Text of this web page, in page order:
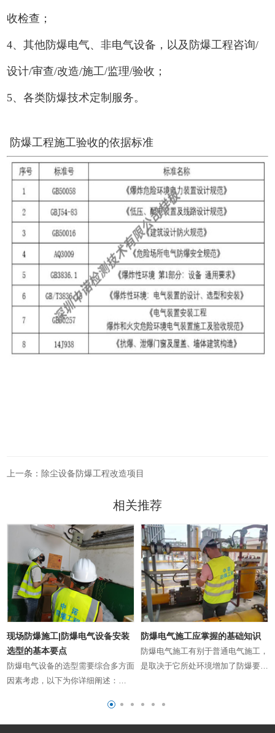
收检查；
4、其他防爆电气、非电气设备，以及防爆工程咨询/
设计/审查/改造/施工/监理/验收；
5、各类防爆技术定制服务。
防爆工程施工验收的依据标准
上一条：除尘设备防爆工程改造项目
相关推荐
现场防爆施工|防爆电气设备安装
选型的基本要点
防爆电气设备的选型需要综合多方面
因素考虑，以下为你详细阐述：
其爆炸特性分为不同的组别，如
防爆电气施工应掌握的基础知识
防爆电气施工有别于普通电气施工，
是取决于它所处环境增加了防爆要
尘可燃物质与空气形成混合物，点燃
后，燃烧将传至全部未中诺检测燃烧